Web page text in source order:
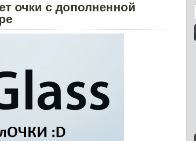
очки с дополненной